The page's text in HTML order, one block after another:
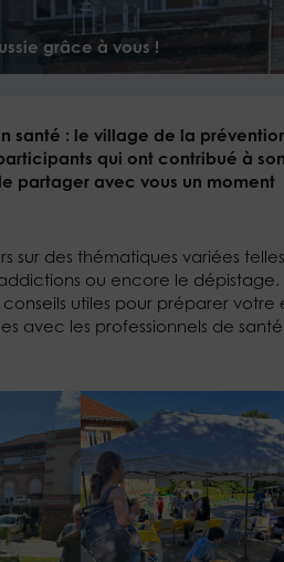
grâce à vous !
santé : le village de la
qui ont contribué à son
partager avec vous un moment
sur des thématiques variées
ou encore le dépistage.
utiles pour préparer votre
avec les professionnels de santé